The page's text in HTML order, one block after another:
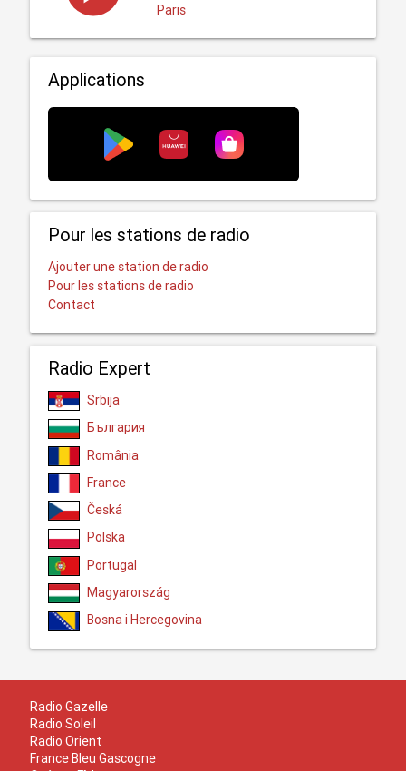
Paris
Applications
Pour les stations de radio
Ajouter une station de radio
Pour les stations de radio
Contact
Radio Expert
Srbija
България
România
France
Česká
Polska
Portugal
Magyarország
Bosna i Hercegovina
Radio Gazelle
Radio Soleil
Radio Orient
France Bleu Gascogne